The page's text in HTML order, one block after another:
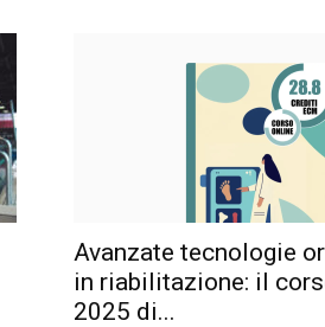
Avanzate tecnologie
in riabilitazione: il
2025 di...